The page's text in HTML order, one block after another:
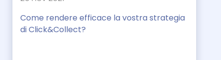
Come rendere efficace la vostra strategia
di Click&Collect?